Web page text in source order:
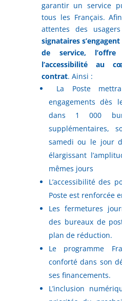
garantir un service
tous les Français.
attentes des
signataires
de service,
l’accessibilité au
contrat. Ainsi :
La Poste
engagements dès
dans 1 000
supplémentaires,
samedi ou le jour
élargissant
mêmes jours
L’accessibilité des
Poste est renforcée
Les fermetures
des bureaux de
plan de réduction.
Le programme
conforté dans son
ses financements.
L’inclusion